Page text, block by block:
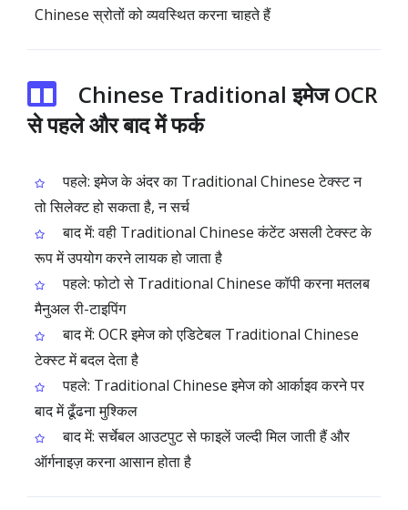
Chinese स्रोतों को व्यवस्थित करना चाहते हैं
Chinese Traditional इमेज OCR
से पहले और बाद में फर्क
पहले: इमेज के अंदर का Traditional Chinese टेक्स्ट न
तो सिलेक्ट हो सकता है, न सर्च
बाद में: वही Traditional Chinese कंटेंट असली टेक्स्ट के
रूप में उपयोग करने लायक हो जाता है
पहले: फोटो से Traditional Chinese कॉपी करना मतलब
मैनुअल री-टाइपिंग
बाद में: OCR इमेज को एडिटेबल Traditional Chinese
टेक्स्ट में बदल देता है
पहले: Traditional Chinese इमेज को आर्काइव करने पर
बाद में ढूँढना मुश्किल
बाद में: सर्चेबल आउटपुट से फाइलें जल्दी मिल जाती हैं और
ऑर्गनाइज़ करना आसान होता है